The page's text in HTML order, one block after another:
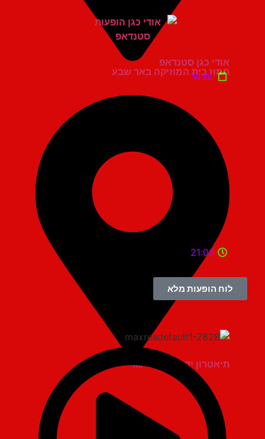
תמוז בית המוזיקה באר שבע
אודי כגן סטנדאפ
יום ש'
תיאטרון יד למגינים יגור
21:00
לוח הופעות מלא